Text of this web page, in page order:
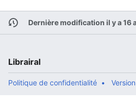
Dernière modification il y a 16
Librairal
Politique de confidentialité